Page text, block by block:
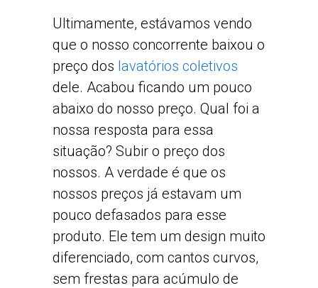
Ultimamente, estávamos vendo
que o nosso concorrente baixou o
preço dos lavatórios coletivos
dele. Acabou ficando um pouco
abaixo do nosso preço. Qual foi a
nossa resposta para essa
situação? Subir o preço dos
nossos. A verdade é que os
nossos preços já estavam um
pouco defasados para esse
produto. Ele tem um design muito
diferenciado, com cantos curvos,
sem frestas para acúmulo de